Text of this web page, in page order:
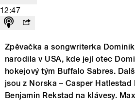
12:47
Zpěvačka a songwriterka
narodila v USA, kde její otec
hokejový tým Buffalo Sabres.
jsou z Norska – Casper Hatlestad
Benjamin Rekstad na klávesy.